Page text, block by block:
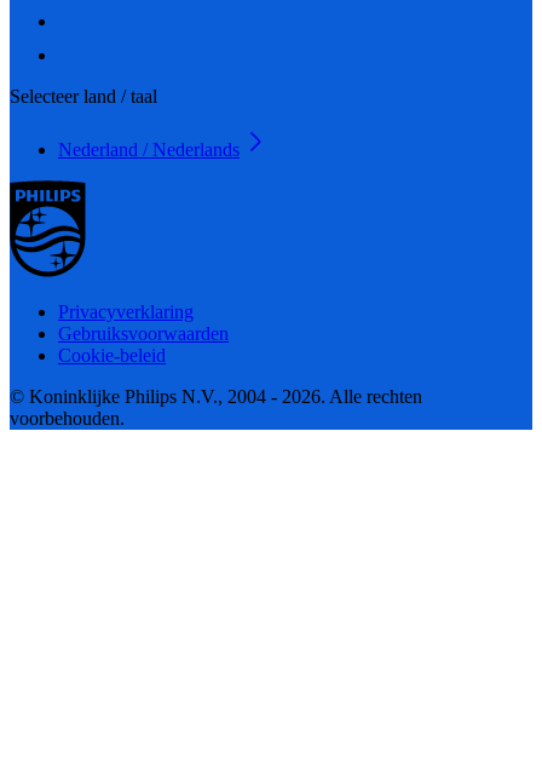
Selecteer land / taal
Nederland / Nederlands
Privacyverklaring
Gebruiksvoorwaarden
Cookie-beleid
© Koninklijke Philips N.V., 2004 - 2026. Alle rechten
voorbehouden.